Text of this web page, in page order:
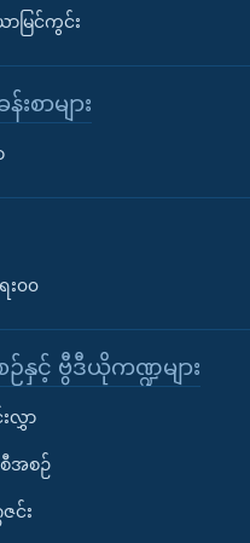
ယာမြင်ကွင်း
စာများ
း၀၀
င့် ဗွီဒီယိုကဏ္ဍများ
လွှာ
အစဉ်
င်း